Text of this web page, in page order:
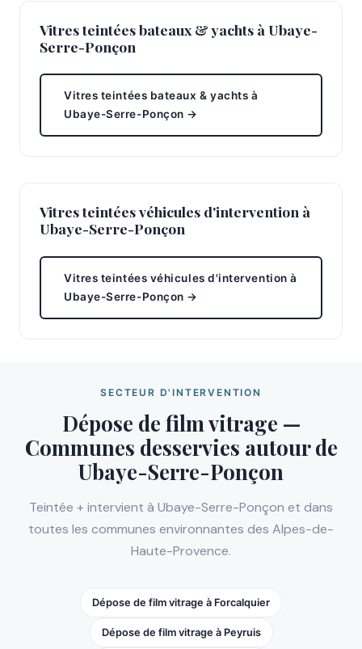
Vitres teintées bateaux & yachts à Ubaye-
Serre-Ponçon
Vitres teintées bateaux & yachts à
Ubaye-Serre-Ponçon →
Vitres teintées véhicules d'intervention à
Ubaye-Serre-Ponçon
Vitres teintées véhicules d'intervention à
Ubaye-Serre-Ponçon →
SECTEUR D'INTERVENTION
Dépose de film vitrage —
Communes desservies autour de
Ubaye-Serre-Ponçon
Teintée + intervient à Ubaye-Serre-Ponçon et dans
toutes les communes environnantes des Alpes-de-
Haute-Provence.
Dépose de film vitrage à Forcalquier
Dépose de film vitrage à Peyruis